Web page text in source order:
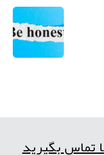
تماس بگیرید